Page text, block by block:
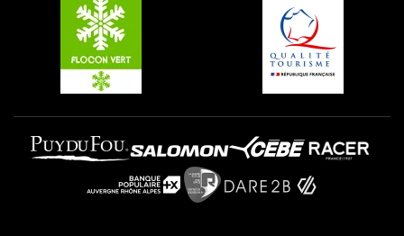
Plagne Villages
Plagne Aime 2000